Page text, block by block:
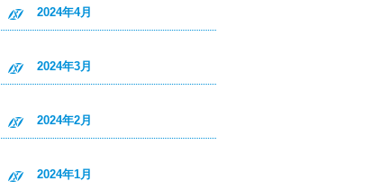
2024年4月
2024年3月
2024年2月
2024年1月